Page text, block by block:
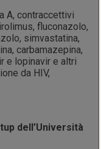
A, contraccettivi
fluconazolo,
simvastatina,
carbamazepina,
e lopinavir e altri
da HIV,
dell’Università